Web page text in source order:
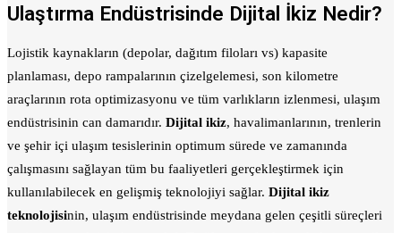
Ulaştırma Endüstrisinde Dijital İkiz Nedir?
Lojistik kaynakların (depolar, dağıtım filoları vs) kapasite
planlaması, depo rampalarının çizelgelemesi, son kilometre
araçlarının rota optimizasyonu ve tüm varlıkların izlenmesi, ulaşım
endüstrisinin can damarıdır. Dijital ikiz, havalimanlarının, trenlerin
ve şehir içi ulaşım tesislerinin optimum sürede ve zamanında
çalışmasını sağlayan tüm bu faaliyetleri gerçekleştirmek için
kullanılabilecek en gelişmiş teknolojiyi sağlar. Dijital ikiz
teknolojisinin, ulaşım endüstrisinde meydana gelen çeşitli süreçleri